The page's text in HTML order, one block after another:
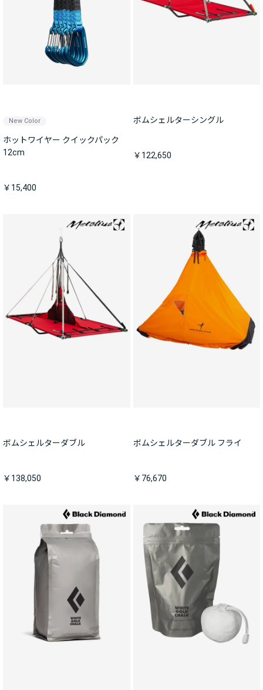
New Color
ホットワイヤー クイックパック
12cm
￥15,400
ボムシェルターシングル
￥122,650
ボムシェルターダブル
￥138,050
ボムシェルターダブル フライ
￥76,670